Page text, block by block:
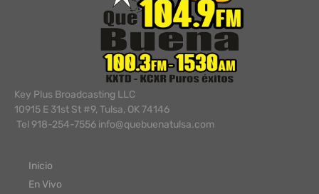
Key Plus Broadcasting LLC
10915 E 31st St #9, Tulsa, OK 74146
Tel 918-254-7556 info@quebuenatulsa.com
Inicio
En Vivo